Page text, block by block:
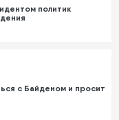
политик
с Байденом и просит